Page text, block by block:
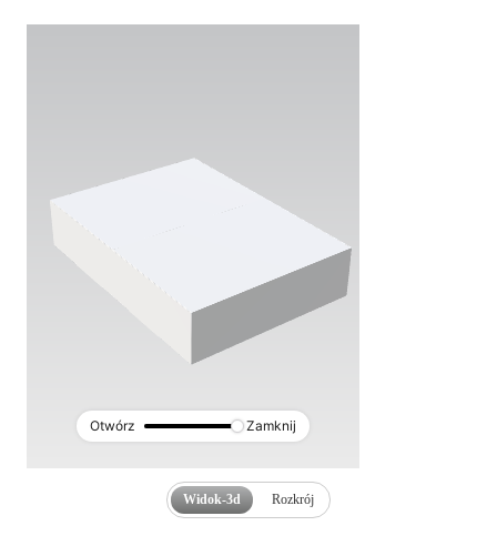
Otwórz Zamknij
Widok-3d Rozkrój